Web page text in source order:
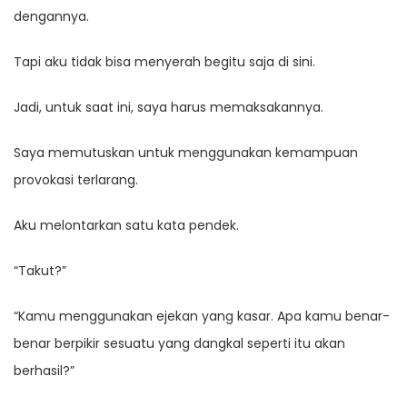
dengannya.
Tapi aku tidak bisa menyerah begitu saja di sini.
Jadi, untuk saat ini, saya harus memaksakannya.
Saya memutuskan untuk menggunakan kemampuan
provokasi terlarang.
Aku melontarkan satu kata pendek.
“Takut?”
“Kamu menggunakan ejekan yang kasar. Apa kamu benar-
benar berpikir sesuatu yang dangkal seperti itu akan
berhasil?”